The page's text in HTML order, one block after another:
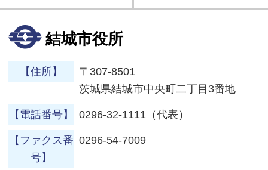
結城市役所
【住所】
〒307-8501
茨城県結城市中央町二丁目3番地
【電話番号】 0296-32-1111（代表）
【ファクス番
号】
0296-54-7009